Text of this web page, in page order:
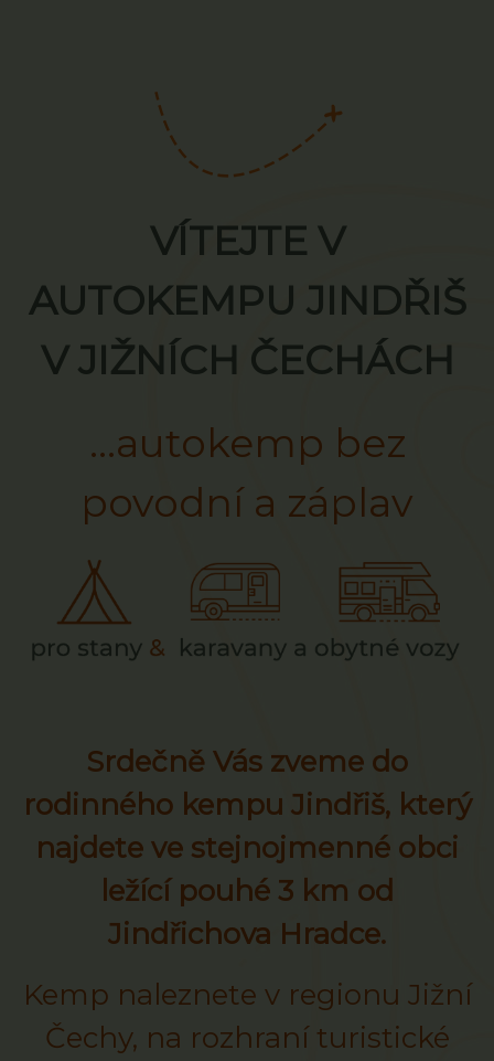
VÍTEJTE V
AUTOKEMPU JINDŘIŠ
V JIŽNÍCH ČECHÁCH
...autokemp bez
povodní a záplav
Srdečně Vás zveme do
rodinného kempu Jindřiš, který
najdete ve stejnojmenné obci
ležící pouhé 3 km od
Jindřichova Hradce.
Kemp naleznete v regionu Jižní
Čechy, na rozhraní turistické